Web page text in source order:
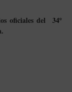
oficiales del 34º